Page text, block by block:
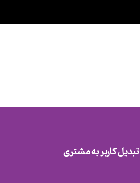
تبدیل کاربر به مشتری